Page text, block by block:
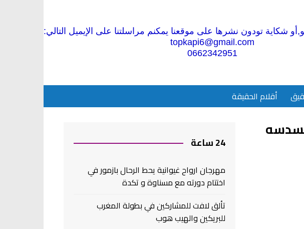
شكاية تودون نشرها على موقعنا يمكنم مراسلتنا على الإيميل التالي:
topkapi6@gmail.com
0662342951
أقلام الحقيقة
24 ساعة
مهرجان ارواح غيوانية يحط الرحال بازمور في
اختتام دورته مع مسناوة و تكدة
تألق لافت للمشاركين في بطولة المغرب
للبريكين والهيب هوب